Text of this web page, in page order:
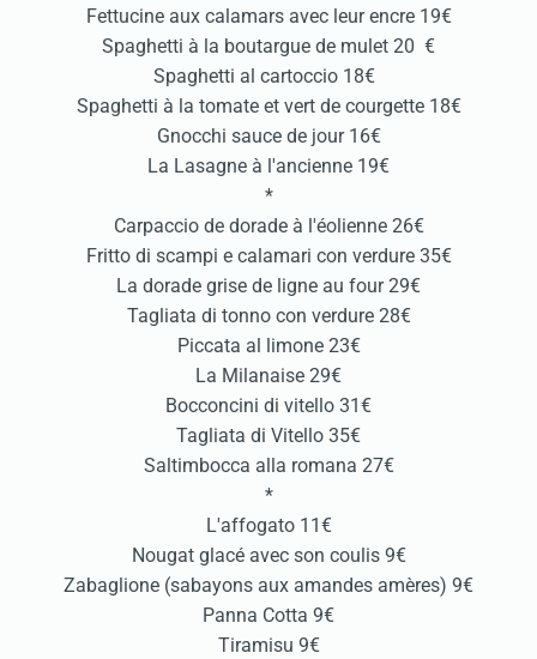
Fettucine aux calamars avec leur encre 19€
Spaghetti à la boutargue de mulet 20 €
Spaghetti al cartoccio 18€
Spaghetti à la tomate et vert de courgette 18€
Gnocchi sauce de jour 16€
La Lasagne à l'ancienne 19€
*
Carpaccio de dorade à l'éolienne 26€
Fritto di scampi e calamari con verdure 35€
La dorade grise de ligne au four 29€
Tagliata di tonno con verdure 28€
Piccata al limone 23€
La Milanaise 29€
Bocconcini di vitello 31€
Tagliata di Vitello 35€
Saltimbocca alla romana 27€
*
L'affogato 11€
Nougat glacé avec son coulis 9€
Zabaglione (sabayons aux amandes amères) 9€
Panna Cotta 9€
Tiramisu 9€